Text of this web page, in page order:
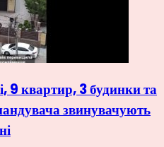
9 квартир, 3 будинки та
звинувачують